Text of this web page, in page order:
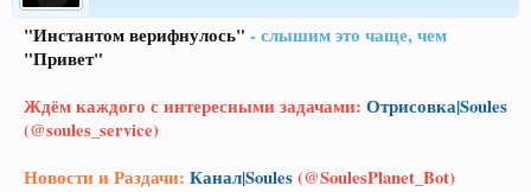
"Инстантом верифнулось" - слышим это чаще, чем
"Привет"
Ждём каждого с интересными задачами: Отрисовка|Soules
(@soules_service)
Новости и Раздачи: Канал|Soules(@SoulesPlanet_Bot)